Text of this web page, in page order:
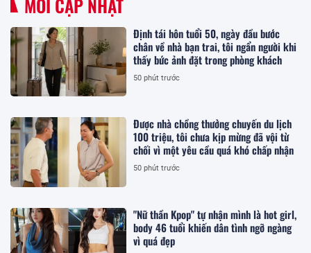
MỚI CẬP NHẬT
Định tái hôn tuổi 50, ngày đầu bước
chân về nhà bạn trai, tôi ngẩn người khi
thấy bức ảnh đặt trong phòng khách
50 phút trước
Được nhà chồng thưởng chuyến du lịch
100 triệu, tôi chưa kịp mừng đã vội từ
chối vì một yêu cầu quá khó chấp nhận
50 phút trước
"Nữ thần Kpop" tự nhận mình là hot girl,
body 46 tuổi khiến dân tình ngỡ ngàng
vì quá đẹp